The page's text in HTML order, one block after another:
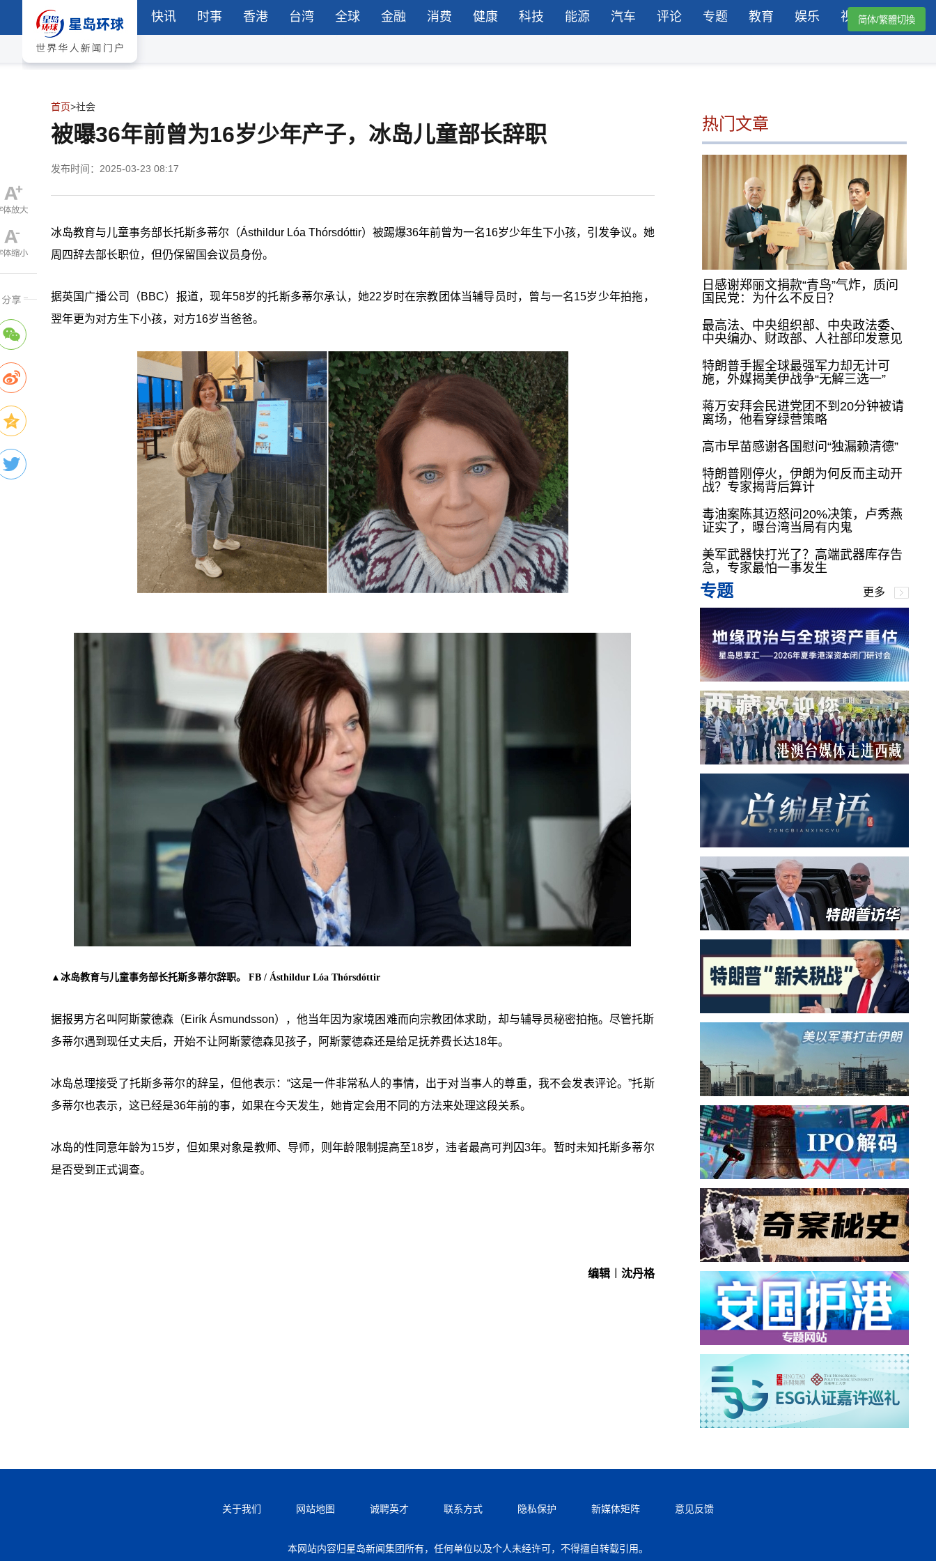
快讯 时事 香港 台湾 全球 金融 消费 健康 科技 能源 汽车 评论 专题 教育 娱乐 视频简体/繁體切換
首页>社会
被曝36年前曾为16岁少年产子，冰岛儿童部长辞职
发布时间：2025-03-23 08:17
冰岛教育与儿童事务部长托斯多蒂尔（Ásthildur Lóa Thórsdóttir）被踢爆36年前曾为一名16岁少年生下小孩，引发争议。她
周四辞去部长职位，但仍保留国会议员身份。
据英国广播公司（BBC）报道，现年58岁的托斯多蒂尔承认，她22岁时在宗教团体当辅导员时，曾与一名15岁少年拍拖，
翌年更为对方生下小孩，对方16岁当爸爸。
▲冰岛教育与儿童事务部长托斯多蒂尔辞职。 FB / Ásthildur Lóa Thórsdóttir
据报男方名叫阿斯蒙德森（Eirík Ásmundsson），他当年因为家境困难而向宗教团体求助，却与辅导员秘密拍拖。尽管托斯
多蒂尔遇到现任丈夫后，开始不让阿斯蒙德森见孩子，阿斯蒙德森还是给足抚养费长达18年。
冰岛总理接受了托斯多蒂尔的辞呈，但他表示：“这是一件非常私人的事情，出于对当事人的尊重，我不会发表评论。”托斯
多蒂尔也表示，这已经是36年前的事，如果在今天发生，她肯定会用不同的方法来处理这段关系。
冰岛的性同意年龄为15岁，但如果对象是教师、导师，则年龄限制提高至18岁，违者最高可判囚3年。暂时未知托斯多蒂尔
是否受到正式调查。
编辑︱沈丹格
热门文章
日感谢郑丽文捐款“青鸟”气炸，质问
国民党：为什么不反日？
最高法、中央组织部、中央政法委、
中央编办、财政部、人社部印发意见
特朗普手握全球最强军力却无计可
施，外媒揭美伊战争“无解三选一”
蒋万安拜会民进党团不到20分钟被请
离场，他看穿绿营策略
高市早苗感谢各国慰问“独漏赖清德”
特朗普刚停火，伊朗为何反而主动开
战？专家揭背后算计
毒油案陈其迈怒问20%决策，卢秀燕
证实了，曝台湾当局有内鬼
美军武器快打光了？高端武器库存告
急，专家最怕一事发生
专题 更多
关于我们 网站地图 诚聘英才 联系方式 隐私保护 新媒体矩阵 意见反馈
本网站内容归星岛新闻集团所有，任何单位以及个人未经许可，不得擅自转载引用。